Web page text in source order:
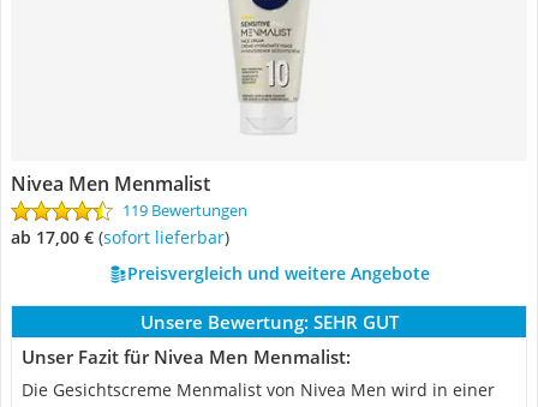
Nivea Men Menmalist
119 Bewertungen
ab 17,00 € ( Sofort lieferbar)
Preisvergleich und weitere Angebote
Unsere Bewertung: SEHR GUT
Unser Fazit für Nivea Men Menmalist:
Die Gesichtscreme Menmalist von Nivea Men wird in einer